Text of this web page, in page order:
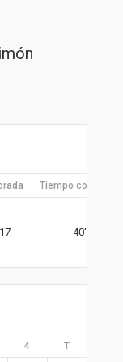
Tiempo completo
40′
4 T